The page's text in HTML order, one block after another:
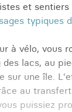
et sentiers
typiques
à vélo, vous
lacs, au
sur une île.
au
puissiez